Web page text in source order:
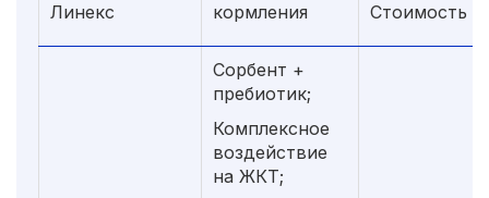
Линекс
кормления
Стоимость
Сорбент +
пребиотик;
Комплексное
воздействие
на ЖКТ;